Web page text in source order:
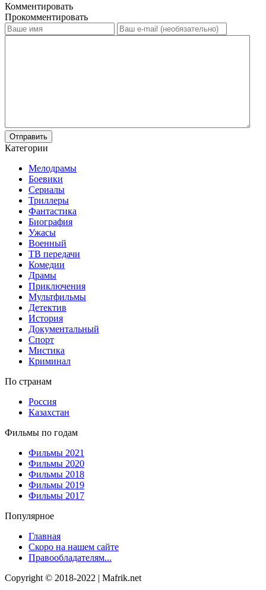
Комментировать
Прокомментировать
Отправить
Категории
Мелодрамы
Боевики
Сериалы
Триллеры
Фантастика
Биография
Ужасы
Военный
ТВ передачи
Комедии
Драмы
Приключения
Мультфильмы
Детектив
История
Документальный
Спорт
Мистика
Криминал
По странам
Россия
Казахстан
Фильмы по годам
Фильмы 2021
Фильмы 2020
Фильмы 2018
Фильмы 2019
Фильмы 2017
Популярное
Главная
Скоро на нашем сайте
Правообладателям...
Copyright © 2018-2022 | Mafrik.net